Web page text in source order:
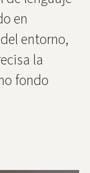
en
entorno,
la
fondo